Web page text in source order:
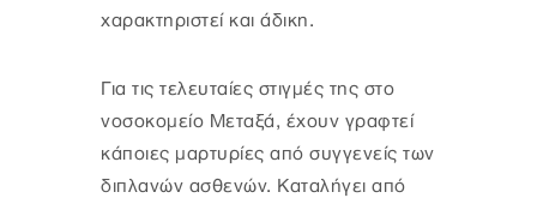
χαρακτηριστεί και άδικη.
Για τις τελευταίες στιγμές της στο
νοσοκομείο Μεταξά, έχουν γραφτεί
κάποιες μαρτυρίες από συγγενείς των
διπλανών ασθενών. Καταλήγει από